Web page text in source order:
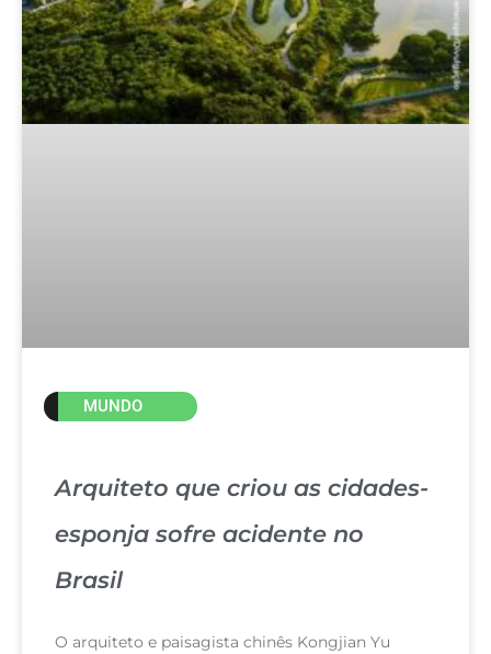
MUNDO
Arquiteto que criou as cidades-
esponja sofre acidente no
Brasil
O arquiteto e paisagista chinês Kongjian Yu